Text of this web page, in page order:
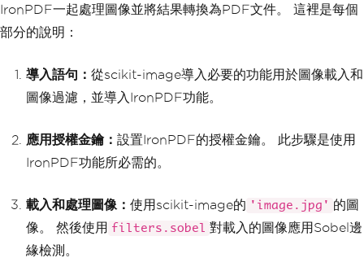
# Display the images
io.show
IronPDF一起處理圖像並將結果轉換為PDF文件。 這裡是每個
部分的說明：
導入語句： 從scikit-image導入必要的功能用於圖像載入和
圖像過濾，並導入IronPDF功能。
應用授權金鑰： 設置IronPDF的授權金鑰。 此步驟是使用
IronPDF功能所必需的。
載入和處理圖像： 使用scikit-image的 'image.jpg' 的圖
像。 然後使用 filters.sobel 對載入的圖像應用Sobel邊
緣檢測。